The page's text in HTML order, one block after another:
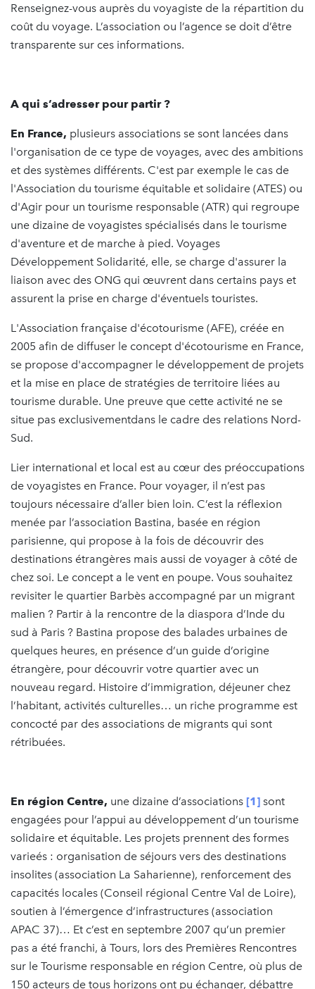
Renseignez-vous auprès du voyagiste de la répartition du
coût du voyage. L’association ou l’agence se doit d’être
transparente sur ces informations.
A qui s’adresser pour partir ?
En France, plusieurs associations se sont lancées dans
l'organisation de ce type de voyages, avec des ambitions
et des systèmes différents. C'est par exemple le cas de
l'Association du tourisme équitable et solidaire (ATES) ou
d'Agir pour un tourisme responsable (ATR) qui regroupe
une dizaine de voyagistes spécialisés dans le tourisme
d'aventure et de marche à pied. Voyages
Développement Solidarité, elle, se charge d'assurer la
liaison avec des ONG qui œuvrent dans certains pays et
assurent la prise en charge d'éventuels touristes.
L'Association française d'écotourisme (AFE), créée en
2005 afin de diffuser le concept d'écotourisme en France,
se propose d'accompagner le développement de projets
et la mise en place de stratégies de territoire liées au
tourisme durable. Une preuve que cette activité ne se
situe pas exclusivementdans le cadre des relations Nord-
Sud.
Lier international et local est au cœur des préoccupations
de voyagistes en France. Pour voyager, il n’est pas
toujours nécessaire d’aller bien loin. C’est la réflexion
menée par l’association Bastina, basée en région
parisienne, qui propose à la fois de découvrir des
destinations étrangères mais aussi de voyager à côté de
chez soi. Le concept a le vent en poupe. Vous souhaitez
revisiter le quartier Barbès accompagné par un migrant
malien ? Partir à la rencontre de la diaspora d’Inde du
sud à Paris ? Bastina propose des balades urbaines de
quelques heures, en présence d’un guide d’origine
étrangère, pour découvrir votre quartier avec un
nouveau regard. Histoire d’immigration, déjeuner chez
l’habitant, activités culturelles… un riche programme est
concocté par des associations de migrants qui sont
rétribuées.
En région Centre, une dizaine d’associations [1] sont
engagées pour l’appui au développement d’un tourisme
solidaire et équitable. Les projets prennent des formes
varieés : organisation de séjours vers des destinations
insolites (association La Saharienne), renforcement des
capacités locales (Conseil régional Centre Val de Loire),
soutien à l’émergence d’infrastructures (association
APAC 37)… Et c’est en septembre 2007 qu’un premier
pas a été franchi, à Tours, lors des Premières Rencontres
sur le Tourisme responsable en région Centre, où plus de
150 acteurs de tous horizons ont pu échanger, débattre